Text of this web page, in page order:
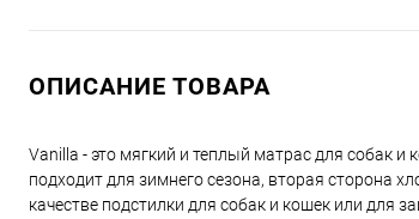
ОПИСАНИЕ ТОВАРА
Vanilla - это мягкий и теплый матрас для собак и
подходит для зимнего сезона, вторая сторона
качестве подстилки для собак и кошек или для